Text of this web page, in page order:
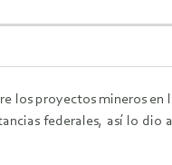
los proyectos mineros en
federales, así lo dio